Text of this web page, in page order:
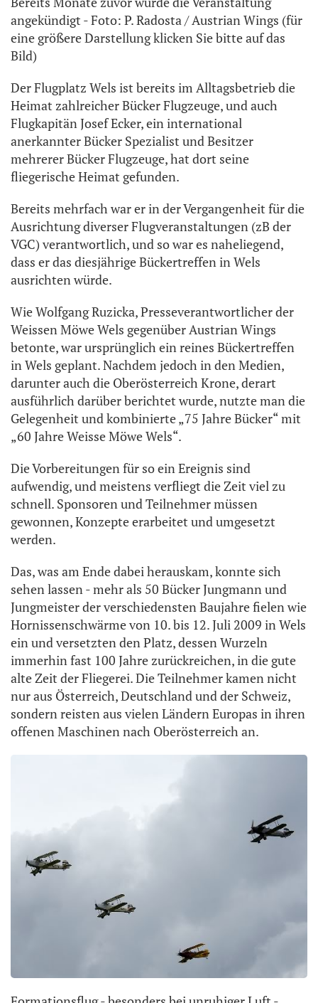
angekündigt - Foto: P. Radosta / Austrian Wings (für
eine größere Darstellung klicken Sie bitte auf das
Bild)
Der Flugplatz Wels ist bereits im Alltagsbetrieb die
Heimat zahlreicher Bücker Flugzeuge, und auch
Flugkapitän Josef Ecker, ein international
anerkannter Bücker Spezialist und Besitzer
mehrerer Bücker Flugzeuge, hat dort seine
fliegerische Heimat gefunden.
Bereits mehrfach war er in der Vergangenheit für die
Ausrichtung diverser Flugveranstaltungen (zB der
VGC) verantwortlich, und so war es naheliegend,
dass er das diesjährige Bückertreffen in Wels
ausrichten würde.
Wie Wolfgang Ruzicka, Presseverantwortlicher der
Weissen Möwe Wels gegenüber Austrian Wings
betonte, war ursprünglich ein reines Bückertreffen
in Wels geplant. Nachdem jedoch in den Medien,
darunter auch die Oberösterreich Krone, derart
ausführlich darüber berichtet wurde, nutzte man die
Gelegenheit und kombinierte „75 Jahre Bücker“ mit
„60 Jahre Weisse Möwe Wels“.
Die Vorbereitungen für so ein Ereignis sind
aufwendig, und meistens verfliegt die Zeit viel zu
schnell. Sponsoren und Teilnehmer müssen
gewonnen, Konzepte erarbeitet und umgesetzt
werden.
Das, was am Ende dabei herauskam, konnte sich
sehen lassen - mehr als 50 Bücker Jungmann und
Jungmeister der verschiedensten Baujahre fielen wie
Hornissenschwärme von 10. bis 12. Juli 2009 in Wels
ein und versetzten den Platz, dessen Wurzeln
immerhin fast 100 Jahre zurückreichen, in die gute
alte Zeit der Fliegerei. Die Teilnehmer kamen nicht
nur aus Österreich, Deutschland und der Schweiz,
sondern reisten aus vielen Ländern Europas in ihren
offenen Maschinen nach Oberösterreich an.